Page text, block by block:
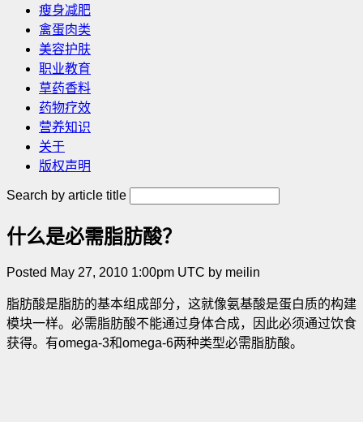
瘦身减肥
禽蛋肉类
美容护肤
职业教育
草药香料
药物疗效
营养知识
关于
版权声明
Search by article title
什么是必需脂肪酸？
Posted May 27, 2010 1:00pm UTC by meilin
脂肪酸是脂肪的基本组成部分，这就像氨基酸是蛋白质的构建
模块一样。必需脂肪酸不能通过身体合成，因此必须通过饮食
获得。有omega-3和omega-6两种类型必需脂肪酸。